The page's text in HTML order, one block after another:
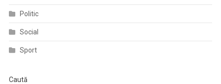
Politic
Social
Sport
Caută